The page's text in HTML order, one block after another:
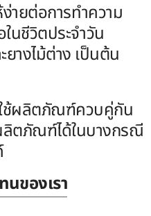
ายต่อการทำความ
นชีวิตประจำวัน
างไม้ต่าง เป็นต้น
ช้ผลิตภัณฑ์ควบคู่กัน
ลิตภัณฑ์ได้ในบางกรณี
ของเรา